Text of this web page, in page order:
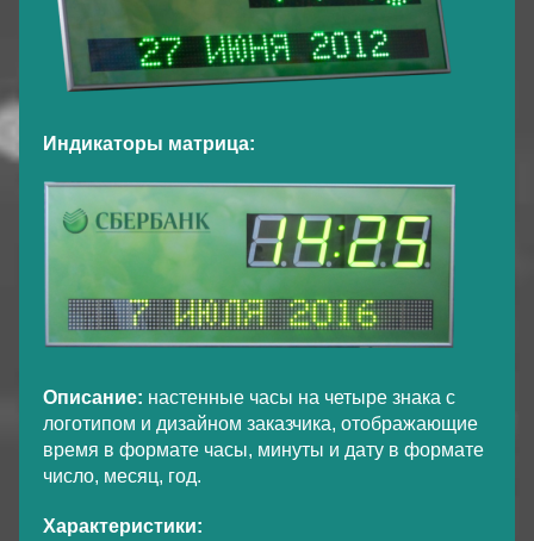
Индикаторы матрица:
Описание: настенные часы на четыре знака с
логотипом и дизайном заказчика, отображающие
время в формате часы, минуты и дату в формате
число, месяц, год.
Характеристики: